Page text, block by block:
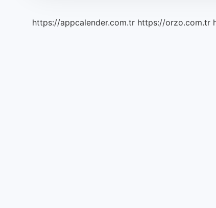
https://appcalender.com.tr https://orzo.com.tr